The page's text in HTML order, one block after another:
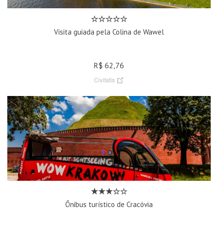
Visita guiada pela Colina de Wawel
R$ 62,76
Civitatis
Ônibus turístico de Cracóvia